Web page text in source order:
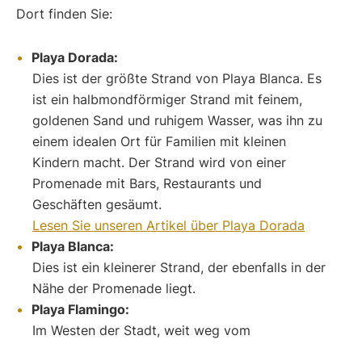
Dort finden Sie:
Playa Dorada:
Dies ist der größte Strand von Playa Blanca. Es
ist ein halbmondförmiger Strand mit feinem,
goldenen Sand und ruhigem Wasser, was ihn zu
einem idealen Ort für Familien mit kleinen
Kindern macht. Der Strand wird von einer
Promenade mit Bars, Restaurants und
Geschäften gesäumt.
Lesen Sie unseren Artikel über Playa Dorada
Playa Blanca:
Dies ist ein kleinerer Strand, der ebenfalls in der
Nähe der Promenade liegt.
Playa Flamingo:
Im Westen der Stadt, weit weg vom